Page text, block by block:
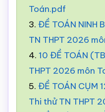
Toán.pdf
3. ĐỀ TOÁN NINH
TN THPT 2026
4. 10 ĐỀ TOÁN
THPT 2026 môn
5. ĐỀ TOÁN CỤM
Thi thử TN THPT